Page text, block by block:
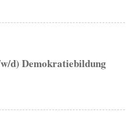
d) Demokratiebildung